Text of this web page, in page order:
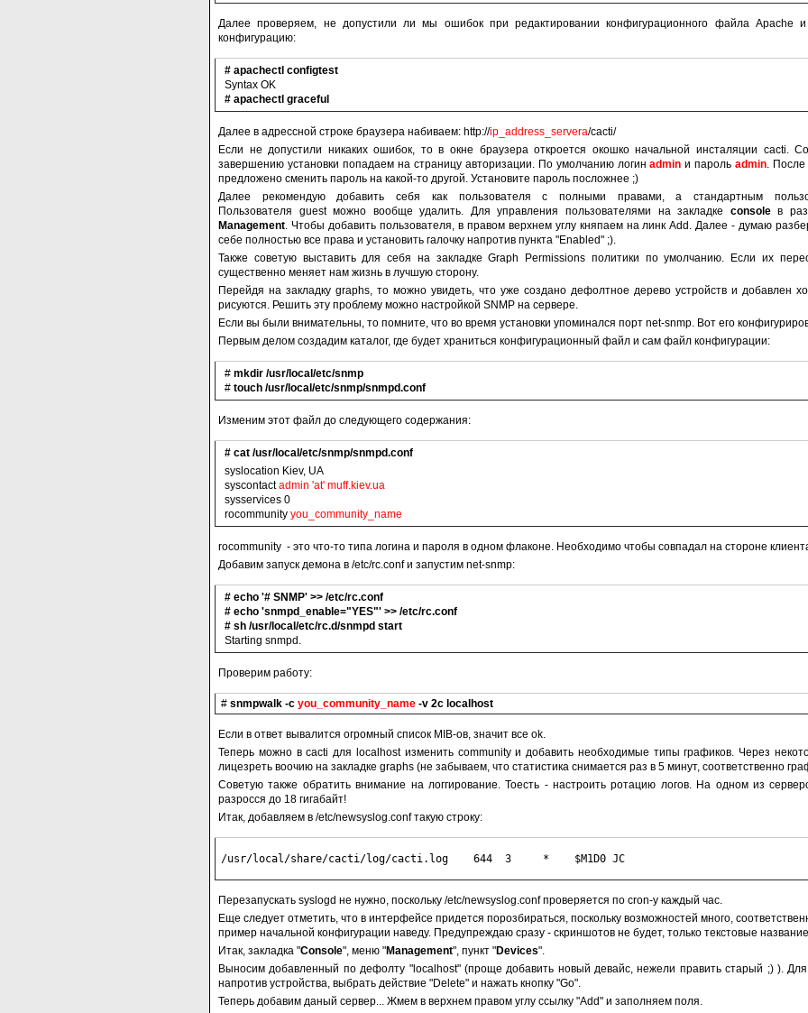
Далее проверяем, не допустили ли мы ошибок при редактировании конфигурационного файла Apache
конфигурацию:
# apachectl configtest
Syntax OK
# apachectl graceful
Далее в адрессной строке браузера набиваем: http://ip_address_servera/cacti/
Если не допустили никаких ошибок, то в окне браузера откроется окошко начальной инсталяции cacti.
завершению установки попадаем на страницу авторизации. По умолчанию логинadmin и парольadmin. После
предложено сменить пароль на какой-то другой. Установите пароль посложнее ;)
Далее рекомендую добавить себя как пользователя с полными правами, а стандартным
Пользователя guest можно вообще удалить. Для управления пользователями на закладке consoleв
Management. Чтобы добавить пользователя, в правом верхнем углу княпаем на линк Add. Далее - думаю
себе полностью все права и установить галочку напротив пункта "Enabled" ;).
Также советую выставить для себя на закладке Graph Permissions политики по умолчанию. Если их
существенно меняет нам жизнь в лучшую сторону.
Перейдя на закладку graphs, то можно увидеть, что уже создано дефолтное дерево устройств и добавлен
рисуются. Решить эту проблему можно настройкой SNMP на сервере.
Если вы были внимательны, то помните, что во время установки упоминался порт net-snmp. Вот его
Первым делом создадим каталог, где будет храниться конфигурационный файл и сам файл конфигурации:
# mkdir /usr/local/etc/snmp
# touch /usr/local/etc/snmp/snmpd.conf
Изменим этот файл до следующего содержания:
# cat /usr/local/etc/snmp/snmpd.conf
syslocation Kiev, UA
syscontactadmin 'at' muff.kiev.ua
sysservices 0
rocommunity you_community_name
rocommunity - это что-то типа логина и пароля в одном флаконе. Необходимо чтобы совпадал на стороне
Добавим запуск демона в /etc/rc.conf и запустим net-snmp:
# echo '# SNMP' >> /etc/rc.conf
# echo 'snmpd_enable="YES"' >> /etc/rc.conf
# sh /usr/local/etc/rc.d/snmpd start
Starting snmpd.
Проверим работу:
# snmpwalk -c you_community_name -v 2c localhost
Если в ответ вывалится огромный список MIB-ов, значит все ok.
Теперь можно в cacti для localhost изменить community и добавить необходимые типы графиков. Через
лицезреть воочию на закладке graphs (не забываем, что статистика снимается раз в 5 минут, соответственно
Советую также обратить внимание на логгирование. Тоесть - настроить ротацию логов. На одном из
разросся до 18 гигабайт!
Итак, добавляем в /etc/newsyslog.conf такую строку:
/usr/local/share/cacti/log/cacti.log    644  3     *    $M1D0 JC
Перезапускать syslogd не нужно, поскольку /etc/newsyslog.conf проверяется по cron-у каждый час.
Еще следует отметить, что в интерфейсе придется порозбираться, поскольку возможностей много,
пример начальной конфигурации наведу. Предупреждаю сразу - скриншотов не будет, только текстовые
Итак, закладка "Console", меню "Management", пункт "Devices".
Выносим добавленный по дефолту "localhost" (проще добавить новый девайс, нежели править старый ;) ). Для
напротив устройства, выбрать действие "Delete" и нажать кнопку "Go".
Теперь добавим даный сервер... Жмем в верхнем правом углу ссылку "Add" и заполняем поля.